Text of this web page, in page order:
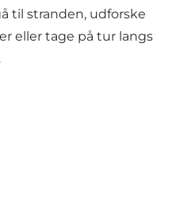
til stranden, udforske
eller tage på tur langs